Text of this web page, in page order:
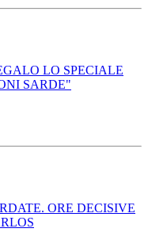
LO SPECIALE
SARDE"
ORE DECISIVE